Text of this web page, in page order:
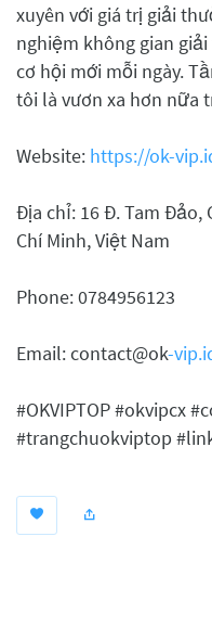
xuyên với giá trị giải
nghiệm không gian
cơ hội mới mỗi ngày.
tôi là vươn xa hơn nữa
Website: https://ok-
Địa chỉ: 16 Đ. Tam Đảo,
Chí Minh, Việt Nam
Phone: 0784956123
Email: contact@ok-
#OKVIPTOP #okvipcx
#trangchuokviptop